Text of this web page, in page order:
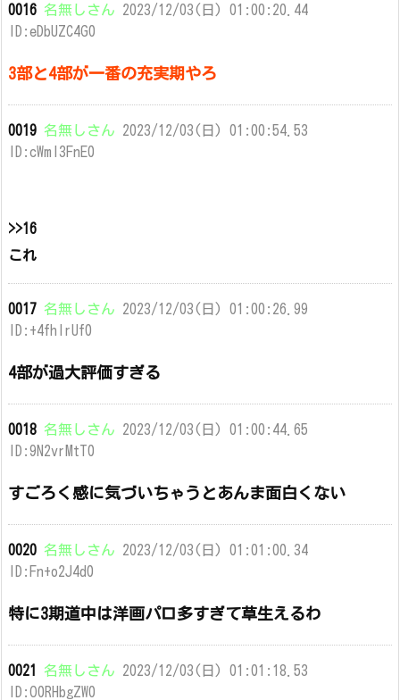
0016 名無しさん 2023/12/03(日) 01:00:20.44
ID:eDbUZC4G0
3部と4部が一番の充実期やろ
0019 名無しさん 2023/12/03(日) 01:00:54.53
ID:cWml3FnE0
>>16
これ
0017 名無しさん 2023/12/03(日) 01:00:26.99
ID:+4fhIrUf0
4部が過大評価すぎる
0018 名無しさん 2023/12/03(日) 01:00:44.65
ID:9N2vrMtT0
すごろく感に気づいちゃうとあんま面白くない
0020 名無しさん 2023/12/03(日) 01:01:00.34
ID:Fn+o2J4d0
特に3期道中は洋画パロ多すぎて草生えるわ
0021 名無しさん 2023/12/03(日) 01:01:18.53
ID:O0RHbgZW0